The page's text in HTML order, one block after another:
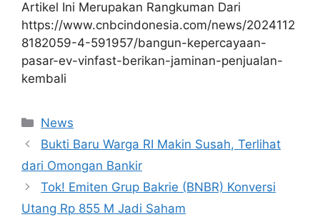
Artikel Ini Merupakan Rangkuman Dari
https://www.cnbcindonesia.com/news/2024112
8182059-4-591957/bangun-kepercayaan-
pasar-ev-vinfast-berikan-jaminan-penjualan-
kembali
Kategori
News
Bukti Baru Warga RI Makin Susah, Terlihat
dari Omongan Bankir
Tok! Emiten Grup Bakrie (BNBR) Konversi
Utang Rp 855 M Jadi Saham